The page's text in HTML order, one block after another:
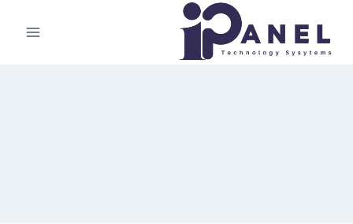
المحتوى